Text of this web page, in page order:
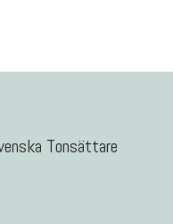
Tonsättare